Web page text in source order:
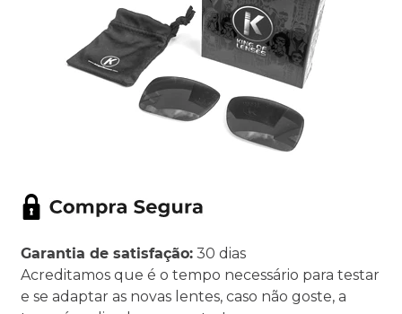
Garantia de satisfação: 30 dias
Acreditamos que é o tempo necessário para testar
e se adaptar as novas lentes, caso não goste, a